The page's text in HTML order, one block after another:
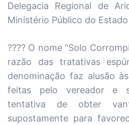
Delegacia Regional de
Ministério Público do
???? O nome “Solo
razão das tratativas
denominação faz alusão
feitas pelo vereador e
tentativa de obter
supostamente para